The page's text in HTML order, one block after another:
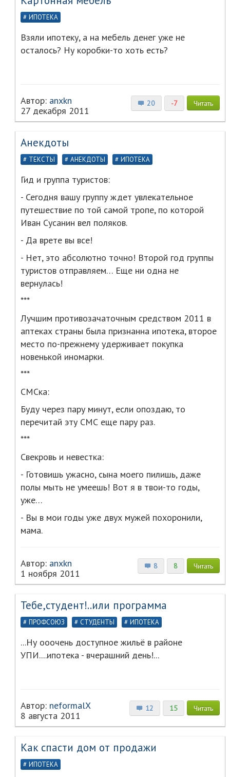
ИПОТЕКА
Взяли ипотеку, а на мебель денег уже не
осталось? Ну коробки-то хоть есть?
20 -7 Читать
Автор: anxkn
27 декабря 2011
Анекдоты
ТЕКСТЫ АНЕКДОТЫ ИПОТЕКА
Гид и группа туристов:
- Сегодня вашу группу ждет увлекательное
путешествие по той самой тропе, по которой
Иван Сусанин вел поляков.
- Да врете вы все!
- Нет, это абсолютно точно! Второй год группы
туристов отправляем… Еще ни одна не
вернулась!
***
Лучшим противозачаточным средством 2011 в
аптеках страны была признанна ипотека, второе
место по-прежнему удерживает покупка
новенькой иномарки.
***
СМСка:
Буду через пару минут, если опоздаю, то
перечитай эту СМС еще пару раз.
***
Свекровь и невестка:
- Готовишь ужасно, сына моего пилишь, даже
полы мыть не умеешь! Вот я в твои-то годы,
уже…
- Вы в мои годы уже двух мужей похоронили,
мама.
8 8 Читать
Автор: anxkn
1 ноября 2011
Тебе,студент!..или программа
ПРОФСОЮЗ СТУДЕНТЫ ИПОТЕКА
...Ну ооочень доступное жильё в районе
УПИ....ипотека - вчерашний день!...
12 15 Читать
Автор: neformalX
8 августа 2011
Как спасти дом от продажи
ИПОТЕКА